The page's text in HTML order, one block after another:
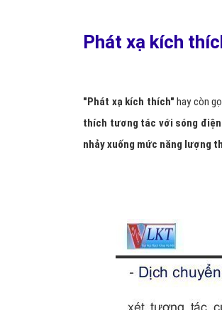
Phát xạ kích
"Phát xạ kích thích" hay còn
thích tương tác với sóng
nhảy xuống mức năng lượng